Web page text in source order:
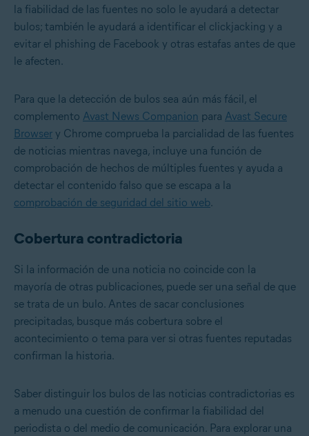
la fiabilidad de las fuentes no solo le ayudará a detectar
bulos; también le ayudará a identificar el clickjacking y a
evitar el phishing de Facebook y otras estafas antes de que
le afecten.
Para que la detección de bulos sea aún más fácil, el
complemento Avast News Companion para Avast Secure
Browser y Chrome comprueba la parcialidad de las fuentes
de noticias mientras navega, incluye una función de
comprobación de hechos de múltiples fuentes y ayuda a
detectar el contenido falso que se escapa a la
comprobación de seguridad del sitio web.
Cobertura contradictoria
Si la información de una noticia no coincide con la
mayoría de otras publicaciones, puede ser una señal de que
se trata de un bulo. Antes de sacar conclusiones
precipitadas, busque más cobertura sobre el
acontecimiento o tema para ver si otras fuentes reputadas
confirman la historia.
Saber distinguir los bulos de las noticias contradictorias es
a menudo una cuestión de confirmar la fiabilidad del
periodista o del medio de comunicación. Para explorar una